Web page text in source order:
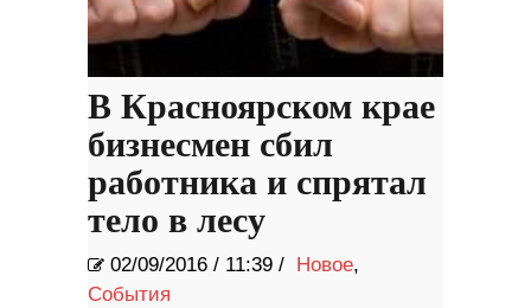
В Красноярском крае
бизнесмен сбил
работника и спрятал
тело в лесу
02/09/2016 / 11:39 / Новое,
События